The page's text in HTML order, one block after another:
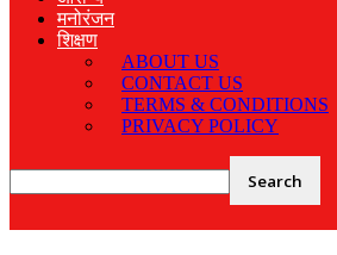
मनोरंजन
शिक्षण
ABOUT US
CONTACT US
TERMS & CONDITIONS
PRIVACY POLICY